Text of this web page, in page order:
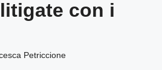
con i
Petriccione